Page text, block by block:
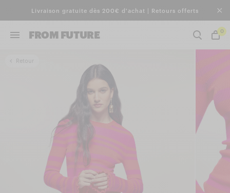
Livraison gratuite dès 200€ d'achat | Retours offerts
FROM FUTURE 0
Retour